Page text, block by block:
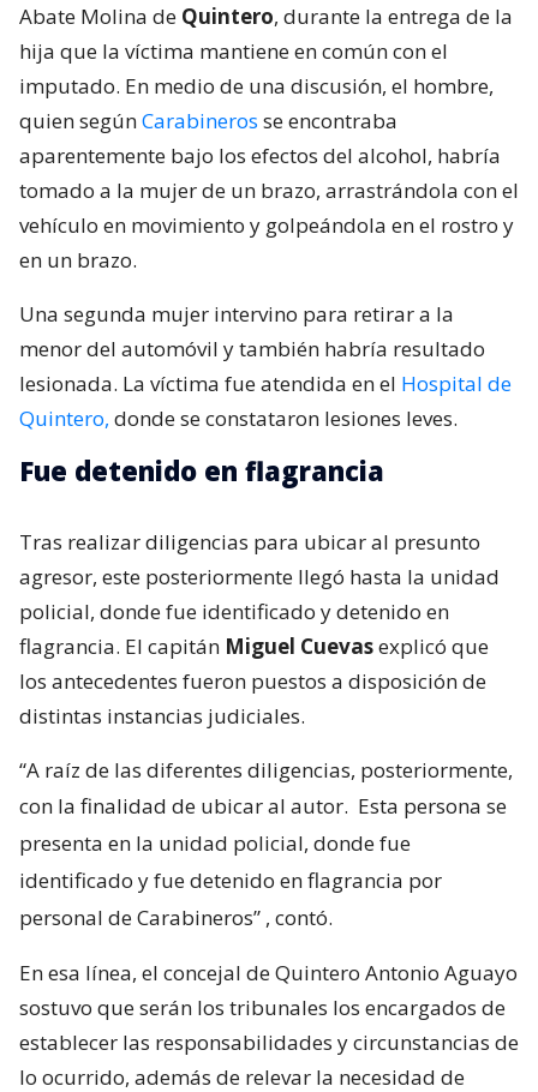
Abate Molina de Quintero, durante la entrega de la
hija que la víctima mantiene en común con el
imputado. En medio de una discusión, el hombre,
quien segúnCarabineros se encontraba
aparentemente bajo los efectos del alcohol, habría
tomado a la mujer de un brazo, arrastrándola con el
vehículo en movimiento y golpeándola en el rostro y
en un brazo.
Una segunda mujer intervino para retirar a la
menor del automóvil y también habría resultado
lesionada. La víctima fue atendida en el Hospital de
Quintero, donde se constataron lesiones leves.
Fue detenido en flagrancia
Tras realizar diligencias para ubicar al presunto
agresor, este posteriormente llegó hasta la unidad
policial, donde fue identificado y detenido en
flagrancia. El capitán Miguel Cuevasexplicó que
los antecedentes fueron puestos a disposición de
distintas instancias judiciales.
“A raíz de las diferentes diligencias, posteriormente,
con la finalidad de ubicar al autor. Esta persona se
presenta en la unidad policial, donde fue
identificado y fue detenido en flagrancia por
personal de Carabineros” , contó.
En esa línea, el concejal de Quintero Antonio Aguayo
sostuvo que serán los tribunales los encargados de
establecer las responsabilidades y circunstancias de
lo ocurrido, además de relevar la necesidad de